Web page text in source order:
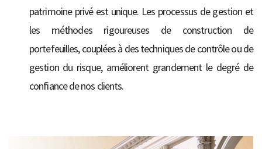
patrimoine privé est unique. Les processus de gestion et
les méthodes rigoureuses de construction de
portefeuilles, couplées à des techniques de contrôle ou de
gestion du risque, améliorent grandement le degré de
confiance de nos clients.